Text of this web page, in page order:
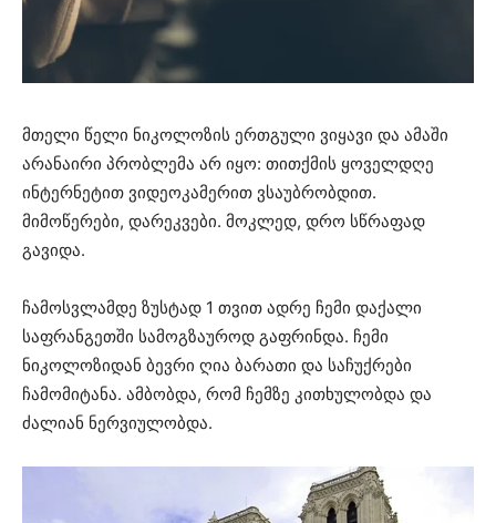
მთელი წელი ნიკოლოზის ერთგული ვიყავი და ამაში
არანაირი პრობლემა არ იყო: თითქმის ყოველდღე
ინტერნეტით ვიდეოკამერით ვსაუბრობდით.
მიმოწერები, დარეკვები. მოკლედ, დრო სწრაფად
გავიდა.
ჩამოსვლამდე ზუსტად 1 თვით ადრე ჩემი დაქალი
საფრანგეთში სამოგზაუროდ გაფრინდა. ჩემი
ნიკოლოზიდან ბევრი ღია ბარათი და საჩუქრები
ჩამომიტანა. ამბობდა, რომ ჩემზე კითხულობდა და
ძალიან ნერვიულობდა.